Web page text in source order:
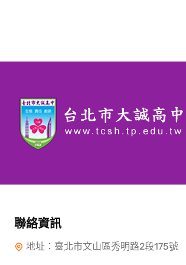
聯絡資訊
地址：臺北市文山區秀明路2段175號